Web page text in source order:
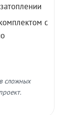
с
сложных